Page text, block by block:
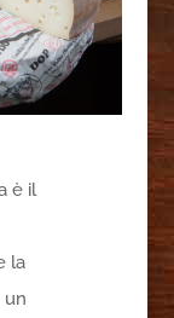
è il
la
un